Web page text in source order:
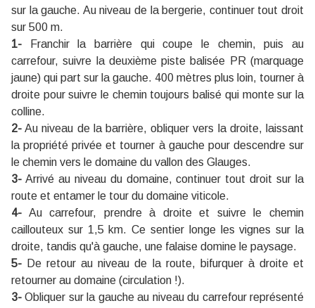
sur la gauche. Au niveau de la bergerie, continuer tout droit
sur 500 m.
1- Franchir la barrière qui coupe le chemin, puis au
carrefour, suivre la deuxième piste balisée PR (marquage
jaune) qui part sur la gauche. 400 mètres plus loin, tourner à
droite pour suivre le chemin toujours balisé qui monte sur la
colline.
2- Au niveau de la barrière, obliquer vers la droite, laissant
la propriété privée et tourner à gauche pour descendre sur
le chemin vers le domaine du vallon des Glauges.
3- Arrivé au niveau du domaine, continuer tout droit sur la
route et entamer le tour du domaine viticole.
4- Au carrefour, prendre à droite et suivre le chemin
caillouteux sur 1,5 km. Ce sentier longe les vignes sur la
droite, tandis qu'à gauche, une falaise domine le paysage.
5- De retour au niveau de la route, bifurquer à droite et
retourner au domaine (circulation !).
3- Obliquer sur la gauche au niveau du carrefour représenté